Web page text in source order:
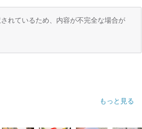
れているため、内容が不完全な場合が
もっと見る